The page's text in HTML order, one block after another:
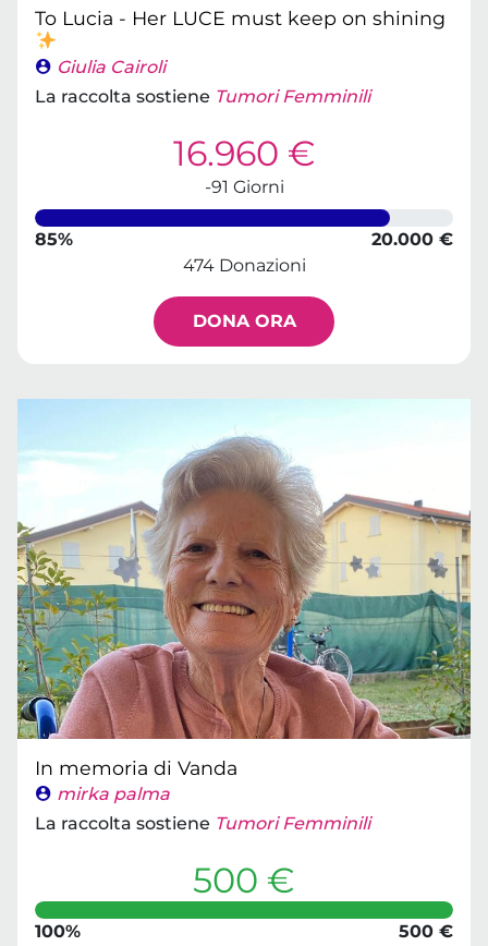
To Lucia - Her LUCE must keep on shining
Giulia Cairoli
La raccolta sostiene Tumori Femminili
16.960 €
-91 Giorni
85%
20.000 €
474 Donazioni
DONA ORA
In memoria di Vanda
mirka palma
La raccolta sostiene Tumori Femminili
500 €
100%
500 €